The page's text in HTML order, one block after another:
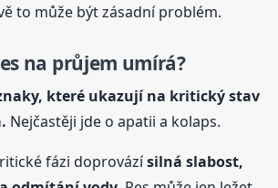
to může být zásadní problém.
na průjem umírá?
které ukazují na kritický stav
Nejčastěji jde o apatii a kolaps.
fázi doprovázísilná slabost,